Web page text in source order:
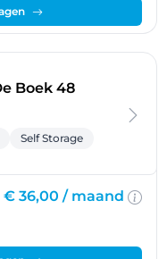
Boek 48- Evere
Self Storage
€ 36,00 / maand